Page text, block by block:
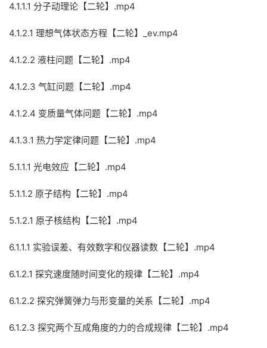
4.1.1.1 分子动理论【二轮】.mp4
4.1.2.1 理想气体状态方程【二轮】_ev.mp4
4.1.2.2 液柱问题【二轮】.mp4
4.1.2.3 气缸问题【二轮】.mp4
4.1.2.4 变质量气体问题【二轮】.mp4
4.1.3.1 热力学定律问题【二轮】.mp4
5.1.1.1 光电效应【二轮】.mp4
5.1.1.2 原子结构【二轮】.mp4
5.1.2.1 原子核结构【二轮】.mp4
6.1.1.1 实验误差、有效数字和仪器读数【二轮】.mp4
6.1.2.1 探究速度随时间变化的规律【二轮】.mp4
6.1.2.2 探究弹簧弹力与形变量的关系【二轮】.mp4
6.1.2.3 探究两个互成角度的力的合成规律【二轮】.mp4